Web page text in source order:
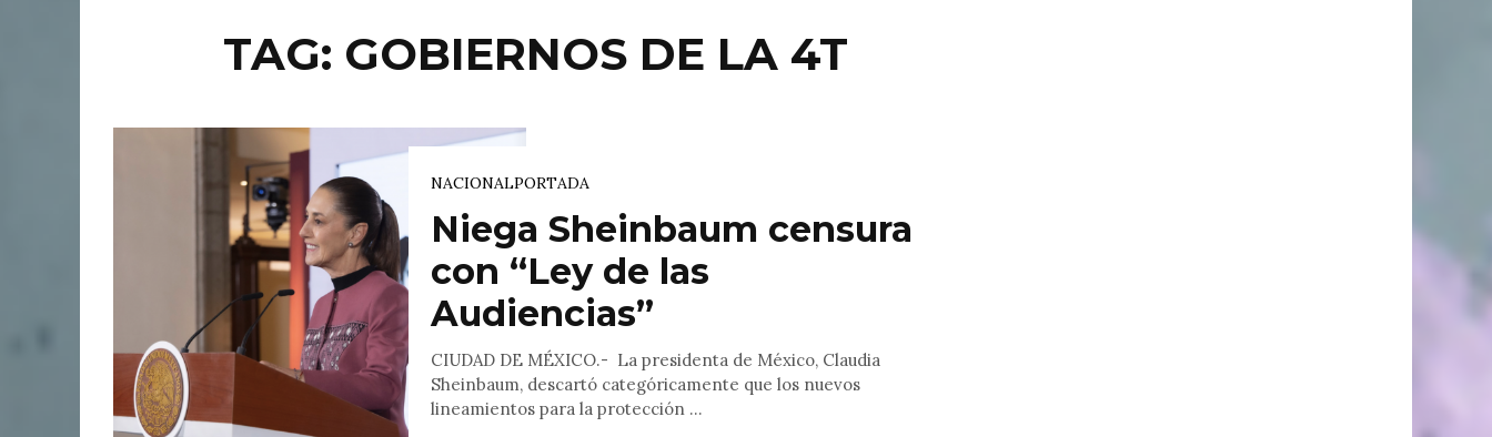
TAG: GOBIERNOS DE LA 4T
NACIONALPORTADA
Niega Sheinbaum censura
con “Ley de las
Audiencias”
CIUDAD DE MÉXICO.- La presidenta de México, Claudia
Sheinbaum, descartó categóricamente que los nuevos
lineamientos para la protección ...